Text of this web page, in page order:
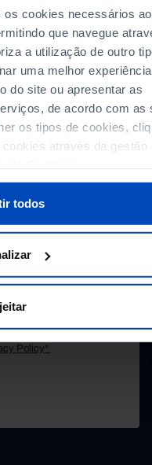
os cookies necessários ao
que navegue
a utilização de outro
uma melhor
do site ou apresentar as
de acordo com as
os tipos de cookies,
através da gestão
todos
FRANCISCO MANUEL DOS
NEWSLETTER
data provided
Policy*